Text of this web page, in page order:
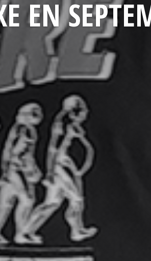
EN